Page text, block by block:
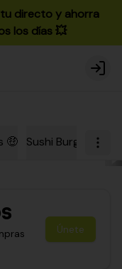
tu directo y ahorra
los días 💥
Login
🤑 Sushi Burgers
Únete